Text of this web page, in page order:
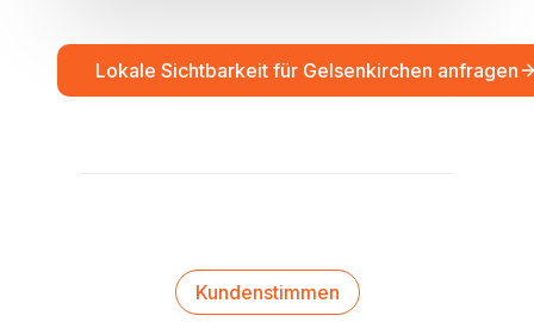
Lokale Sichtbarkeit für Gelsenkirchen anfragen
Kundenstimmen